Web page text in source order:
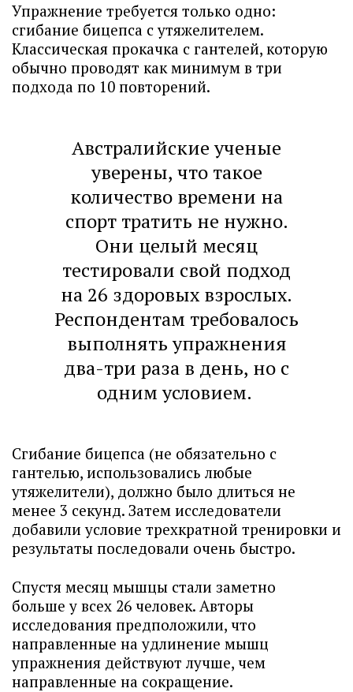
Упражнение требуется только одно:
сгибание бицепса с утяжелителем.
Классическая прокачка с гантелей, которую
обычно проводят как минимум в три
подхода по 10 повторений.
Австралийские ученые
уверены, что такое
количество времени на
спорт тратить не нужно.
Они целый месяц
тестировали свой подход
на 26 здоровых взрослых.
Респондентам требовалось
выполнять упражнения
два-три раза в день, но с
одним условием.
Сгибание бицепса (не обязательно с
гантелью, использовались любые
утяжелители), должно было длиться не
менее 3 секунд. Затем исследователи
добавили условие трехкратной тренировки и
результаты последовали очень быстро.
Спустя месяц мышцы стали заметно
больше у всех 26 человек. Авторы
исследования предположили, что
направленные на удлинение мышц
упражнения действуют лучше, чем
направленные на сокращение.